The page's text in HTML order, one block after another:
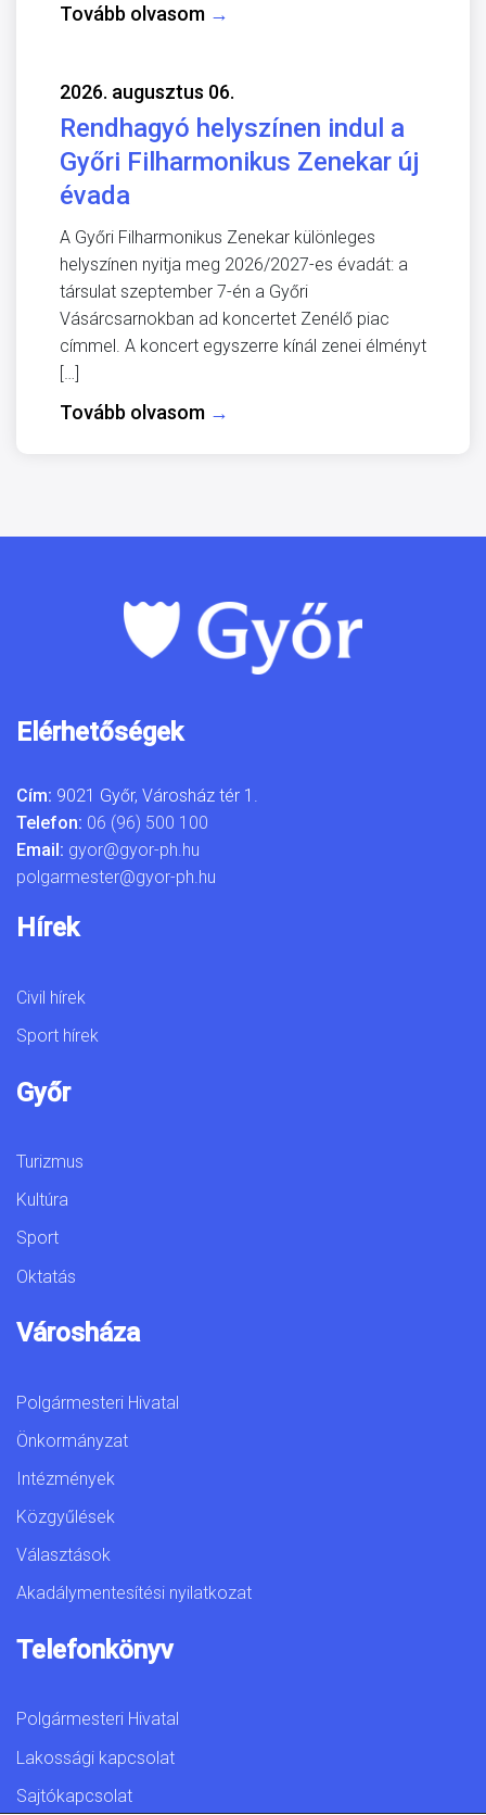
Tovább olvasom →
2026. augusztus 06.
Rendhagyó helyszínen indul a
Győri Filharmonikus Zenekar új
évada
A Győri Filharmonikus Zenekar különleges
helyszínen nyitja meg 2026/2027-es évadát: a
társulat szeptember 7-én a Győri
Vásárcsarnokban ad koncertet Zenélő piac
címmel. A koncert egyszerre kínál zenei élményt
[…]
Tovább olvasom →
Elérhetőségek
Cím: 9021 Győr, Városház tér 1.
Telefon: 06 (96) 500 100
Email: gyor@gyor-ph.hu
polgarmester@gyor-ph.hu
Hírek
Civil hírek
Sport hírek
Győr
Turizmus
Kultúra
Sport
Oktatás
Városháza
Polgármesteri Hivatal
Önkormányzat
Intézmények
Közgyűlések
Választások
Akadálymentesítési nyilatkozat
Telefonkönyv
Polgármesteri Hivatal
Lakossági kapcsolat
Sajtókapcsolat